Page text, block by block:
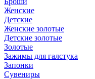
Женские
Детские
Женские золотые
Детские золотые
Золотые
Зажимы для галстука
Запонки
Сувениры